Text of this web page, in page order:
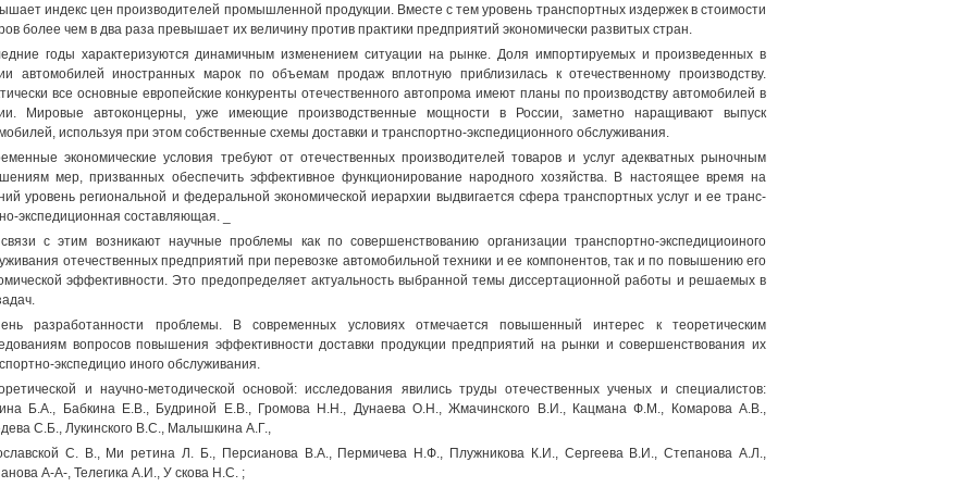
индекс цен производителей промышленной продукции. Вместе с тем уровень транспортных издержек в стоимости
более чем в два раза превышает их величину против практики предприятий экономически развитых стран.
годы характеризуются динамичным изменением ситуации на рынке. Доля импортируемых и произведенных в
автомобилей иностранных марок по объемам продаж вплотную приблизилась к отечественному производству.
все основные европейские конкуренты отечественного автопрома имеют планы по производству автомобилей в
Мировые автоконцерны, уже имеющие производственные мощности в России, заметно наращивают выпуск
используя при этом собственные схемы доставки и транспортно-экспедиционного обслуживания.
экономические условия требуют от отечественных производителей товаров и услуг адекватных рыночным
мер, призванных обеспечить эффективное функционирование народного хозяйства. В настоящее время на
уровень региональной и федеральной экономической иерархии выдвигается сфера транспортных услуг и ее транс-
экспедиционная составляющая. _
с этим возникают научные проблемы как по совершенствованию организации транспортно-экспедициоиного
отечественных предприятий при перевозке автомобильной техники и ее компонентов, так и по повышению его
эффективности. Это предопределяет актуальность выбранной темы диссертационной работы и решаемых в
разработанности проблемы. В современных условиях отмечается повышенный интерес к теоретическим
вопросов повышения эффективности доставки продукции предприятий на рынки и совершенствования их
экспедицио иного обслуживания.
и научно-методической основой: исследования явились труды отечественных ученых и специалистов:
Б.А., Бабкина Е.В., Будриной Е.В., Громова H.H., Дунаева О.Н., Жмачинского В.И., Кацмана Ф.М., Комарова A.B.,
С.Б., Лукинского B.C., Малышкина А.Г.,
С. В., Ми ретина Л. Б., Персианова В.А., Пермичева Н.Ф., Плужникова К.И., Сергеева В.И., Степанова А.Л.,
А-А-, Телегика А.И., У скова Н.С. ;